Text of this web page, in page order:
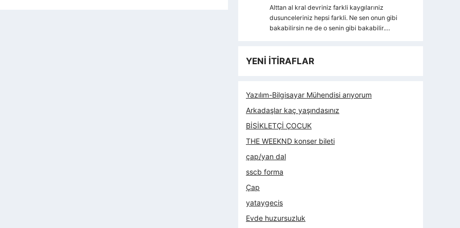
Alttan al kral devriniz farkli kaygılarıniz
dusunceleriniz hepsi farkli. Ne sen onun gibi
bakabilirsin ne de o senin gibi bakabilir.…
YENİ İTİRAFLAR
Yazılım-Bilgisayar Mühendisi arıyorum
Arkadaşlar kaç yaşındasınız
BİSİKLETÇİ ÇOCUK
THE WEEKND konser bileti
çap/yan dal
sscb forma
Çap
yataygecis
Evde huzursuzluk